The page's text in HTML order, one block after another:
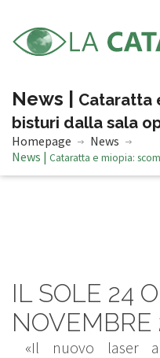
News |
Cataratta
bisturi dalla sala
Homepage
News
News | Cataratta e miopia:
IL SOLE 24
NOVEMBRE
«Il nuovo laser a